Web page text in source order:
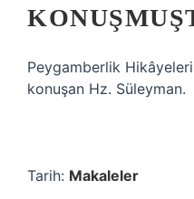
Peygamberlik Hikâyeleri
konuşan Hz. Süleyman.
Tarih: Makaleler